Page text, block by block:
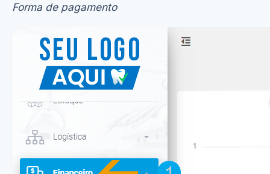
Forma de pagamento